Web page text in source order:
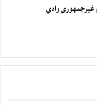
غيرجمھوري وادي